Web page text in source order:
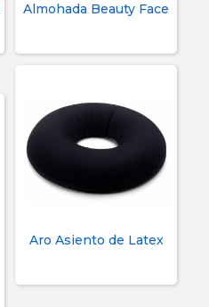
Almohada Beauty Face
Aro Asiento de Latex